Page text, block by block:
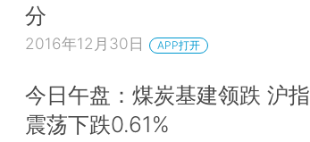
分
2016年12月30日 APP打开
今日午盘：煤炭基建领跌 沪指
震荡下跌0.61%